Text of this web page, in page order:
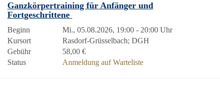
Ganzkörpertraining für Anfänger und
Fortgeschrittene
Beginn
Mi., 05.08.2026, 19:00 - 20:00 Uhr
Kursort
Rasdorf-Grüsselbach; DGH
Gebühr
58,00 €
Status
Anmeldung auf Warteliste